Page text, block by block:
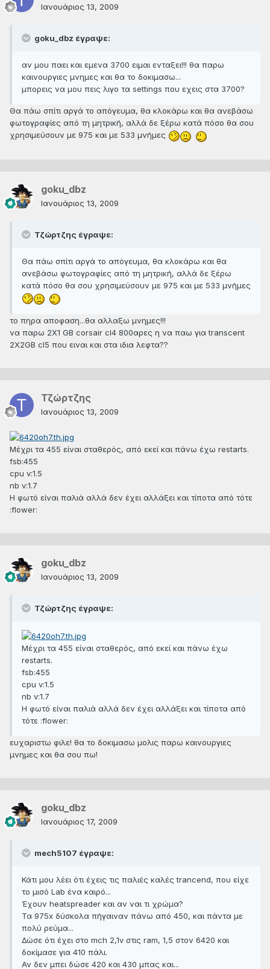
Ιανουάριος 13, 2009
goku_dbz έγραψε:
αν μου παει και εμενα 3700 ειμαι ενταξει!!! θα παρω
καινουργιες μνημες και θα το δοκιμασω...
μπορεις να μου πεις λιγο τα settings που εχεις στα 3700?
Θα πάω σπίτι αργά το απόγευμα, θα κλοκάρω και θα ανεβάσω
φωτογραφίες από τη μητρική, αλλά δε ξέρω κατά πόσο θα σου
χρησιμεύσουν με 975 και με 533 μνήμες
goku_dbz
Ιανουάριος 13, 2009
Τζώρτζης έγραψε:
Θα πάω σπίτι αργά το απόγευμα, θα κλοκάρω και θα
ανεβάσω φωτογραφίες από τη μητρική, αλλά δε ξέρω
κατά πόσο θα σου χρησιμεύσουν με 975 και με 533 μνήμες
το πηρα αποφαση...θα αλλαξω μνημες!!!
να παρω 2Χ1 GB corsair cl4 800αρες η να παω για transcent
2X2GB cl5 που ειναι και στα ιδια λεφτα??
Τζώρτζης
Ιανουάριος 13, 2009
Μέχρι τα 455 είναι σταθερός, από εκεί και πάνω έχω restarts.
fsb:455
cpu v:1.5
nb v:1.7
Η φωτό είναι παλιά αλλά δεν έχει αλλάξει και τίποτα από τότε
:flower:
goku_dbz
Ιανουάριος 13, 2009
Τζώρτζης έγραψε:
Μέχρι τα 455 είναι σταθερός, από εκεί και πάνω έχω
restarts.
fsb:455
cpu v:1.5
nb v:1.7
Η φωτό είναι παλιά αλλά δεν έχει αλλάξει και τίποτα από
τότε :flower:
ευχαριστω φιλε! θα το δοκιμασω μολις παρω καινουργιες
μνημες και θα σου πω!
goku_dbz
Ιανουάριος 17, 2009
mech5107 έγραψε:
Κάτι μου λέει ότι έχεις τις παλιές καλές trancend, που είχε
το μισό Lab ένα καιρό...
Έχουν heatspreader και αν ναι τι χρώμα?
Τα 975x δύσκολα πήγαιναν πάνω από 450, και πάντα με
πολύ ρεύμα...
Δώσε ότι έχει στο mch 2,1v στις ram, 1,5 στον 6420 και
δοκίμασε για 410 πάλι.
Αν δεν μπει δώσε 420 και 430 μπας και...